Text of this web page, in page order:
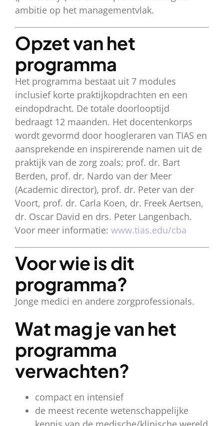
ambitie op het managementvlak.
Opzet van het
programma
Het programma bestaat uit 7 modules
inclusief korte praktijkopdrachten en een
eindopdracht. De totale doorlooptijd
bedraagt 12 maanden. Het docentenkorps
wordt gevormd door hoogleraren van TIAS en
aansprekende en inspirerende namen uit de
praktijk van de zorg zoals; prof. dr. Bart
Berden, prof. dr. Nardo van der Meer
(Academic director), prof. dr. Peter van der
Voort, prof. dr. Carla Koen, dr. Freek Aertsen,
dr. Oscar David en drs. Peter Langenbach.
Voor meer informatie: www.tias.edu/cba
Voor wie is dit
programma?
Jonge medici en andere zorgprofessionals.
Wat mag je van het
programma
verwachten?
compact en intensief
de meest recente wetenschappelijke